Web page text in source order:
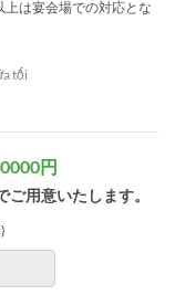
は宴会場での対応とな
tối
円
用意いたします。